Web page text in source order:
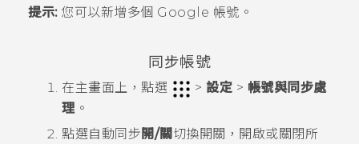
提示:您可以新增多個 Google 帳號。
同步帳號
在主畫面上，點選 > 設定 > 帳號與同步處
理 。
點選自動同步 開/關 切換開關，開啟或關閉所